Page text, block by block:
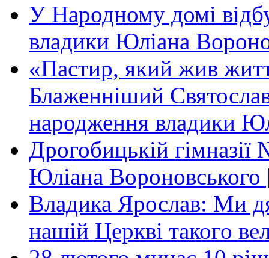
У Народному домі
владики Юліана
«Пастир, який жив
Блаженніший
народження владики
Дрогобицькій
Юліана
Владика Ярослав: Ми
нашій Церкві такого